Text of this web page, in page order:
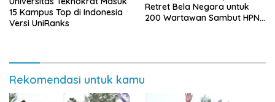
15 Kampus Top di Indonesia
Versi UniRanks
Retret Bela Negara untuk
200 Wartawan Sambut HPN
Rekomendasi untuk kamu